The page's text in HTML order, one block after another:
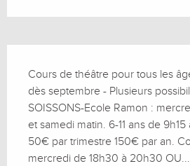
Cours de théâtre pour tous les
dès septembre - Plusieurs
SOISSONS-Ecole Ramon :
et samedi matin. 6-11 ans de 9h15
50€ par trimestre 150€ par an.
mercredi de 18h30 à 20h30 OU...